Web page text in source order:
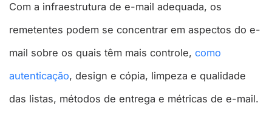
Com a infraestrutura de e-mail adequada, os
remetentes podem se concentrar em aspectos do e-
mail sobre os quais têm mais controle, como
autenticação, design e cópia, limpeza e qualidade
das listas, métodos de entrega e métricas de e-mail.